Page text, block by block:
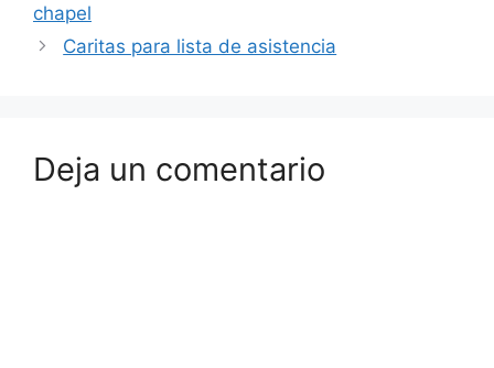
chapel
Caritas para lista de asistencia
Deja un comentario